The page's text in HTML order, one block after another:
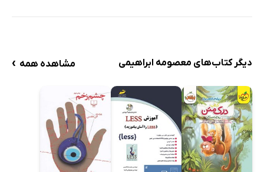
دیگر کتاب‌های معصومه ابراهیمی مشاهده همه ›